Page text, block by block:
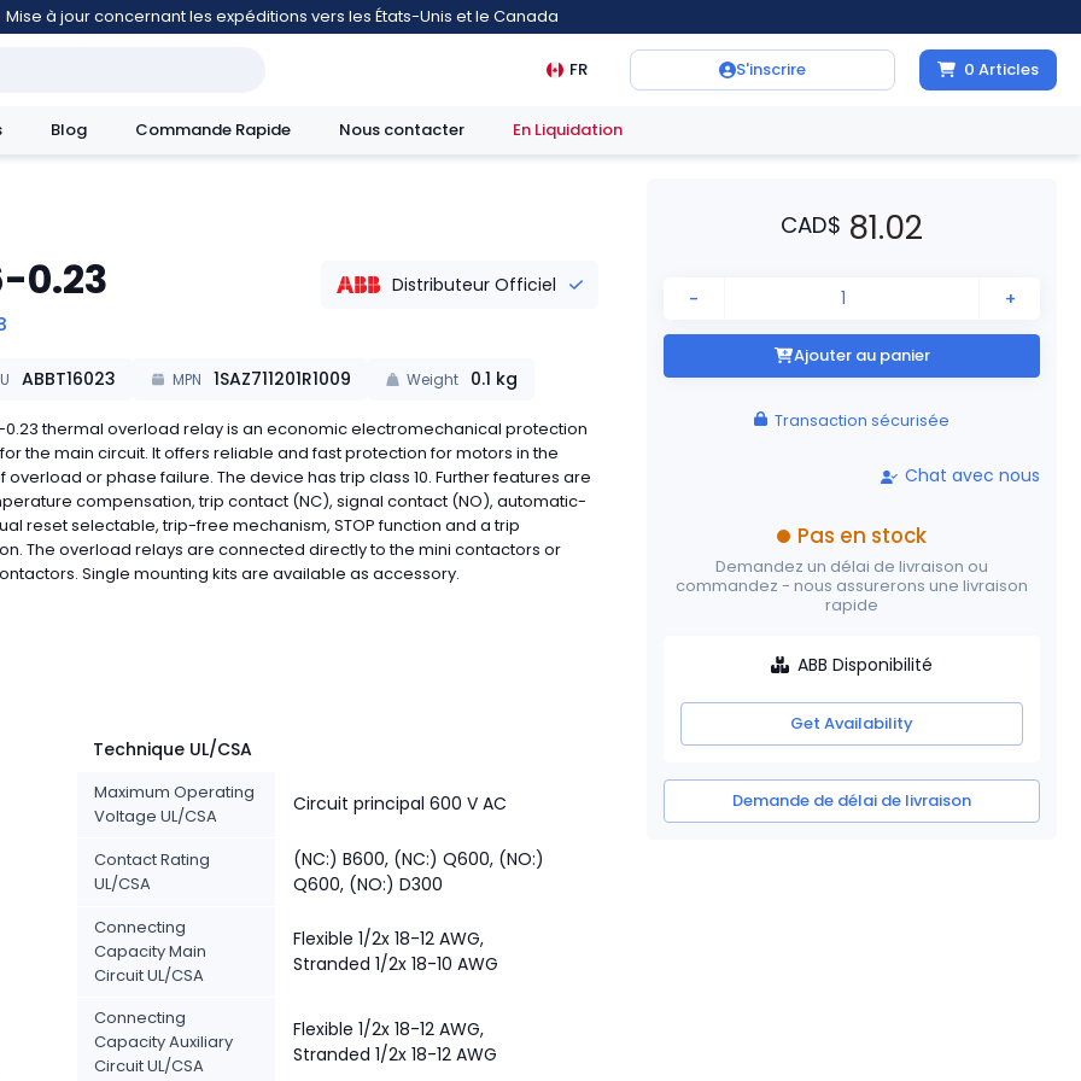
Mise à jour concernant les expéditions vers les États-Unis et le Canada
FR S'inscrire 0 Articles
Blog Commande Rapide Nous contacter En Liquidation
0.23 Distributeur Officiel
ABBT16023 MPN 1SAZ711201R1009 Weight 0.1 kg
0.23 thermal overload relay is an economic electromechanical protection
the main circuit. It offers reliable and fast protection for motors in the
overload or phase failure. The device has trip class 10. Further features are
compensation, trip contact (NC), signal contact (NO), automatic-
reset selectable, trip-free mechanism, STOP function and a trip
The overload relays are connected directly to the mini contactors or
Single mounting kits are available as accessory.
Technique UL/CSA
Maximum Operating
Voltage UL/CSA
Circuit principal 600 V AC
Contact Rating
UL/CSA
(NC:) B600, (NC:) Q600, (NO:)
Q600, (NO:) D300
Connecting
Capacity Main
Circuit UL/CSA
Flexible 1/2x 18-12 AWG,
Stranded 1/2x 18-10 AWG
Connecting
Capacity Auxiliary
Circuit UL/CSA
Flexible 1/2x 18-12 AWG,
Stranded 1/2x 18-12 AWG
CAD$ 81.02
- +
Ajouter au panier
Transaction sécurisée
Chat avec nous
Pas en stock
Demandez un délai de livraison ou
commandez - nous assurerons une livraison
rapide
ABB Disponibilité
Get Availability
Demande de délai de livraison